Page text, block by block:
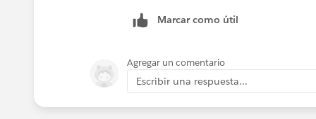
Thanks & Regards,
Thanks & Regards,
Jigar(
Marcar como útil
Agregar un comentario
Escribir una respuesta...